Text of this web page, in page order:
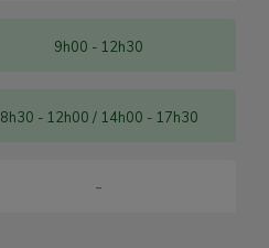
9h00 - 12h30
8h30 - 12h00 / 14h00 - 17h30
-